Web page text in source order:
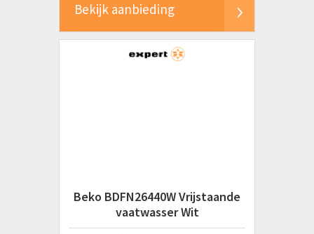
Bekijk aanbieding
Beko BDFN26440W Vrijstaande
vaatwasser Wit